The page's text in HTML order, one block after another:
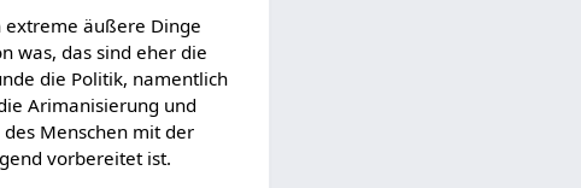
extreme äußere Dinge
was, das sind eher die
die Politik, namentlich
Arimanisierung und
Menschen mit der
vorbereitet ist.